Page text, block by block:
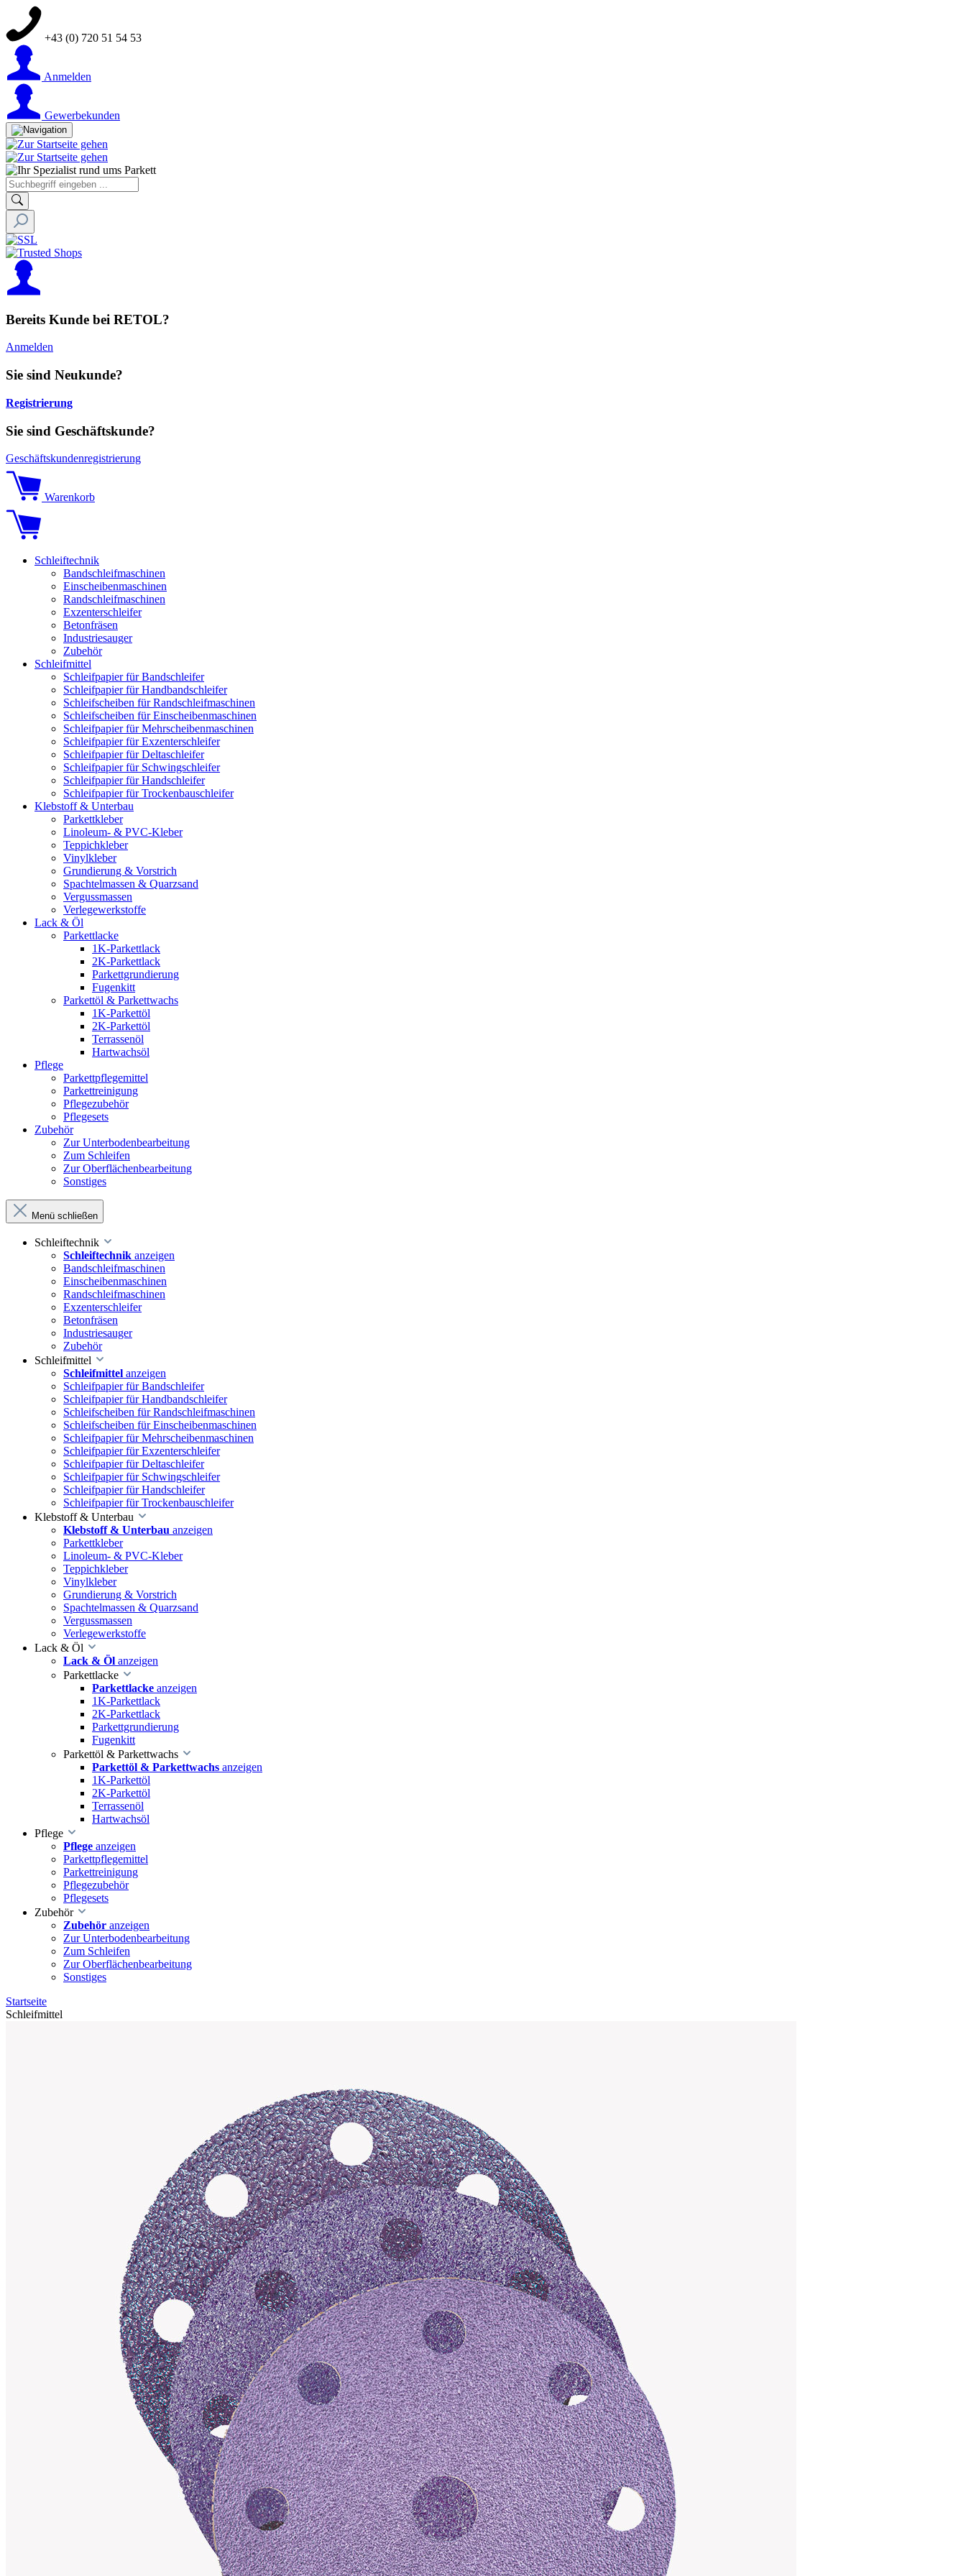
+43 (0) 720 51 54 53
Anmelden
Gewerbekunden
Bereits Kunde bei RETOL?
Anmelden
Sie sind Neukunde?
Registrierung
Sie sind Geschäftskunde?
Geschäftskundenregistrierung
Warenkorb
Schleiftechnik
Bandschleifmaschinen
Einscheibenmaschinen
Randschleifmaschinen
Exzenterschleifer
Betonfräsen
Industriesauger
Zubehör
Schleifmittel
Schleifpapier für Bandschleifer
Schleifpapier für Handbandschleifer
Schleifscheiben für Randschleifmaschinen
Schleifscheiben für Einscheibenmaschinen
Schleifpapier für Mehrscheibenmaschinen
Schleifpapier für Exzenterschleifer
Schleifpapier für Deltaschleifer
Schleifpapier für Schwingschleifer
Schleifpapier für Handschleifer
Schleifpapier für Trockenbauschleifer
Klebstoff & Unterbau
Parkettkleber
Linoleum- & PVC-Kleber
Teppichkleber
Vinylkleber
Grundierung & Vorstrich
Spachtelmassen & Quarzsand
Vergussmassen
Verlegewerkstoffe
Lack & Öl
Parkettlacke
1K-Parkettlack
2K-Parkettlack
Parkettgrundierung
Fugenkitt
Parkettöl & Parkettwachs
1K-Parkettöl
2K-Parkettöl
Terrassenöl
Hartwachsöl
Pflege
Parkettpflegemittel
Parkettreinigung
Pflegezubehör
Pflegesets
Zubehör
Zur Unterbodenbearbeitung
Zum Schleifen
Zur Oberflächenbearbeitung
Sonstiges
Menü schließen
Schleiftechnik
Schleiftechnik anzeigen
Bandschleifmaschinen
Einscheibenmaschinen
Randschleifmaschinen
Exzenterschleifer
Betonfräsen
Industriesauger
Zubehör
Schleifmittel
Schleifmittel anzeigen
Schleifpapier für Bandschleifer
Schleifpapier für Handbandschleifer
Schleifscheiben für Randschleifmaschinen
Schleifscheiben für Einscheibenmaschinen
Schleifpapier für Mehrscheibenmaschinen
Schleifpapier für Exzenterschleifer
Schleifpapier für Deltaschleifer
Schleifpapier für Schwingschleifer
Schleifpapier für Handschleifer
Schleifpapier für Trockenbauschleifer
Klebstoff & Unterbau
Klebstoff & Unterbau anzeigen
Parkettkleber
Linoleum- & PVC-Kleber
Teppichkleber
Vinylkleber
Grundierung & Vorstrich
Spachtelmassen & Quarzsand
Vergussmassen
Verlegewerkstoffe
Lack & Öl
Lack & Öl anzeigen
Parkettlacke
Parkettlacke anzeigen
1K-Parkettlack
2K-Parkettlack
Parkettgrundierung
Fugenkitt
Parkettöl & Parkettwachs
Parkettöl & Parkettwachs anzeigen
1K-Parkettöl
2K-Parkettöl
Terrassenöl
Hartwachsöl
Pflege
Pflege anzeigen
Parkettpflegemittel
Parkettreinigung
Pflegezubehör
Pflegesets
Zubehör
Zubehör anzeigen
Zur Unterbodenbearbeitung
Zum Schleifen
Zur Oberflächenbearbeitung
Sonstiges
Startseite
Schleifmittel